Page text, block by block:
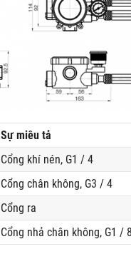
Sự miêu tả
Cổng khí nén, G1 / 4
Cổng chân không, G3 / 4
Cổng ra
Cổng nhả chân không, G1 / 8